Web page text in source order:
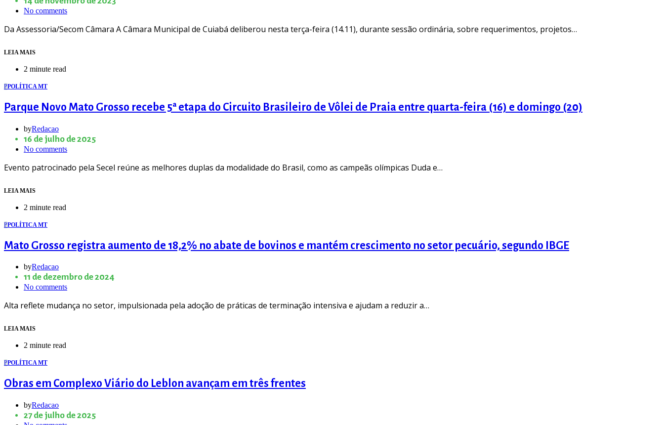
No comments
Da Assessoria/Secom Câmara A Câmara Municipal de Cuiabá deliberou nesta terça-feira (14.11), durante sessão ordinária, sobre requerimentos, projetos…
LEIA MAIS
2 minute read
PPOLÍTICA MT
Parque Novo Mato Grosso recebe 5ª etapa do Circuito Brasileiro de Vôlei de Praia entre quarta-feira (16) e domingo (20)
byRedacao
16 de julho de 2025
No comments
Evento patrocinado pela Secel reúne as melhores duplas da modalidade do Brasil, como as campeãs olímpicas Duda e…
LEIA MAIS
2 minute read
PPOLÍTICA MT
Mato Grosso registra aumento de 18,2% no abate de bovinos e mantém crescimento no setor pecuário, segundo IBGE
byRedacao
11 de dezembro de 2024
No comments
Alta reflete mudança no setor, impulsionada pela adoção de práticas de terminação intensiva e ajudam a reduzir a…
LEIA MAIS
2 minute read
PPOLÍTICA MT
Obras em Complexo Viário do Leblon avançam em três frentes
byRedacao
27 de julho de 2025